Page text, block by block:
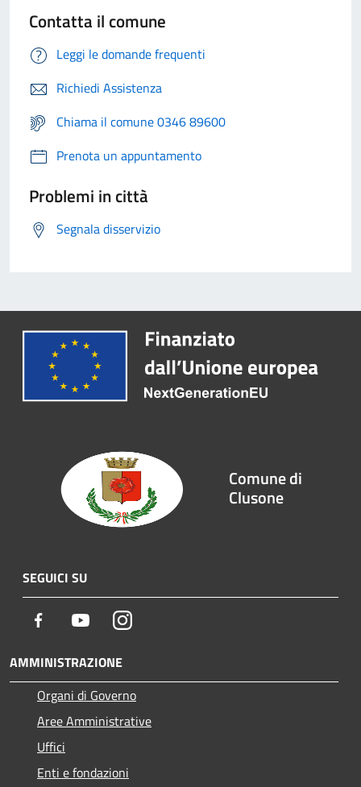
Contatta il comune
Leggi le domande frequenti
Richiedi Assistenza
Chiama il comune 0346 89600
Prenota un appuntamento
Problemi in città
Segnala disservizio
Comune di
Clusone
SEGUICI SU
Facebook YoutubeInstagram
AMMINISTRAZIONE
Organi di Governo
Aree Amministrative
Uffici
Enti e fondazioni